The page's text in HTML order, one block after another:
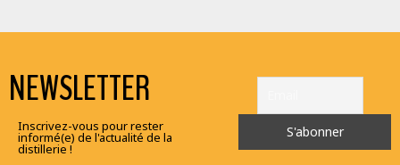
NEWSLETTER
Inscrivez-vous pour rester
informé(e) de l'actualité de la
distillerie !